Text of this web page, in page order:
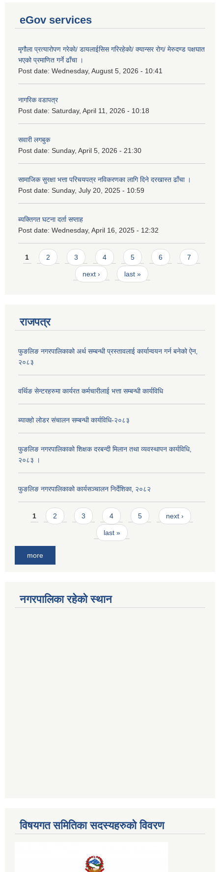
eGov services
मृगौला प्रत्यारोपण गरेको/ डायलाईसिस गरिरहेको/ क्यान्सर रोग/ मेरुदण्ड पक्षघात
भएको प्रमाणित गर्ने ढाँचा ।
Post date: Wednesday, August 5, 2026 - 10:41
नागरिक वडापत्र
Post date: Saturday, April 11, 2026 - 10:18
सवारी लगबुक
Post date: Sunday, April 5, 2026 - 21:30
सामाजिक सुरक्षा भत्ता परिचयपत्र नविकरणका लागि दिने दरखास्त ढाँचा ।
Post date: Sunday, July 20, 2025 - 10:59
ब्यक्तिगत घटना दर्ता सप्ताह
Post date: Wednesday, April 16, 2025 - 12:32
Pages
1 2 3 4 5 6 7
next › last »
राजपत्र
फुङलिङ नगरपालिकाको अर्थ सम्बन्धी प्रस्तावलाई कार्यान्वयन गर्न बनेको ऐन‚
२०८३
वर्थिङ सेन्टरहरुमा कार्यरत कर्मचारीलाई भत्ता सम्बन्धी कार्यविधि
ब्याक्हो लोडर संचालन सम्बन्धी कार्यविधि-२०८३
फुङलिङ नगरपालिकाको शिक्षक दरबन्दी मिलान तथा व्यवस्थापन कार्यविधि,
२०८३ ।
फुङलिङ नगरपालिकाको कार्यसञ्चालन निर्देशिका‚ २०८२
Pages
1 2 3 4 5 next ›
last »
more
नगरपालिका रहेको स्थान
विषयगत समितिका सदस्यहरुको विवरण